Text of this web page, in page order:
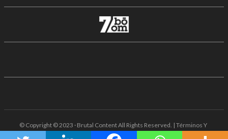
© Copyright © 2023 · Brutal Content All Rights Reserved. | Términos Y
Condiciones · Aviso De Privacidad